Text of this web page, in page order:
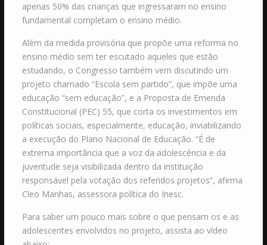
apenas 50% das crianças que ingressaram no ensino
fundamental completam o ensino médio.
Além da medida provisória que propõe uma reforma no
ensino médio sem ter escutado aqueles que estão
estudando, o Congresso também vem discutindo um
projeto chamado “Escola sem partido”, que impõe uma
educação “sem educação”, e a Proposta de Emenda
Constitucional (PEC) 55, que corta os investimentos em
políticas sociais, especialmente, educação, inviabilizando
a execução do Plano Nacional de Educação. “É de
extrema importância que a voz da adolescência e da
juventude seja visibilizada dentro da instituição
responsável pela votação dos referidos projetos”, afirma
Cleo Manhas, assessora política do Inesc.
Para saber um pouco mais sobre o que pensam os e as
adolescentes envolvidos no projeto, assista ao vídeo